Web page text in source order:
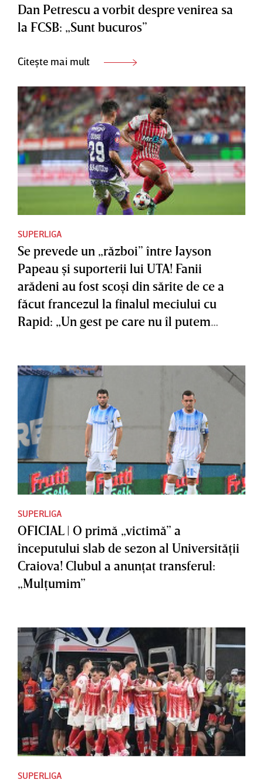
Dan Petrescu a vorbit despre venirea sa
la FCSB: „Sunt bucuros”
Citește mai mult
SUPERLIGA
Se prevede un „război” între Jayson
Papeau şi suporterii lui UTA! Fanii
arădeni au fost scoşi din sărite de ce a
făcut francezul la finalul meciului cu
Rapid: „Un gest pe care nu îl putem
SUPERLIGA
OFICIAL | O primă „victimă” a
începutului slab de sezon al Universităţii
Craiova! Clubul a anunţat transferul:
„Mulţumim”
SUPERLIGA